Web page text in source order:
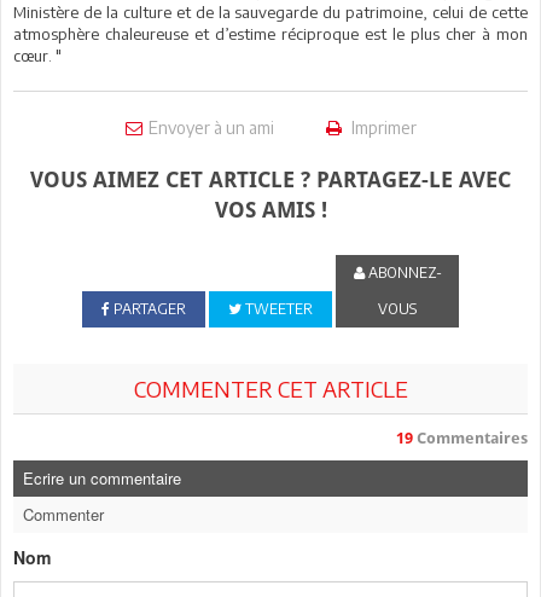
Ministère de la culture et de la sauvegarde du patrimoine, celui de cette
atmosphère chaleureuse et d’estime réciproque est le plus cher à mon
cœur. "
Envoyer à un ami Imprimer
VOUS AIMEZ CET ARTICLE ? PARTAGEZ-LE AVEC
VOS AMIS !
PARTAGER TWEETER
ABONNEZ-
VOUS
COMMENTER CET ARTICLE
19 Commentaires
Ecrire un commentaire
Commenter
Nom